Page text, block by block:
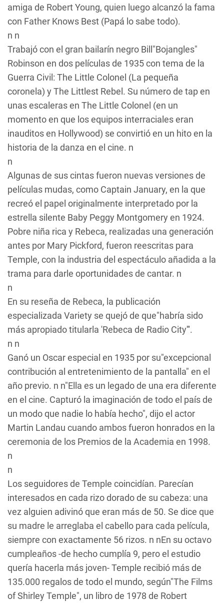
amiga de Robert Young, quien luego alcanzó la fama
con Father Knows Best (Papá lo sabe todo).
n n
Trabajó con el gran bailarín negro Bill"Bojangles"
Robinson en dos películas de 1935 con tema de la
Guerra Civil: The Little Colonel (La pequeña
coronela) y The Littlest Rebel . Su número de tap en
unas escaleras en The Little Colonel (en un
momento en que los equipos interraciales eran
inauditos en Hollywood) se convirtió en un hito en la
historia de la danza en el cine. n
n
Algunas de sus cintas fueron nuevas versiones de
películas mudas, como Captain January, en la que
recreó el papel originalmente interpretado por la
estrella silente Baby Peggy Montgomery en 1924.
Pobre niña rica y Rebeca, realizadas una generación
antes por Mary Pickford, fueron reescritas para
Temple, con la industria del espectáculo añadida a la
trama para darle oportunidades de cantar. n
n
En su reseña de Rebeca, la publicación
especializada Variety se quejó de que"habría sido
más apropiado titularla 'Rebeca de Radio City'''.
n n
Ganó un Oscar especial en 1935 por su"excepcional
contribución al entretenimiento de la pantalla" en el
año previo. n n"Ella es un legado de una era diferente
en el cine. Capturó la imaginación de todo el país de
un modo que nadie lo había hecho", dijo el actor
Martin Landau cuando ambos fueron honrados en la
ceremonia de los Premios de la Academia en 1998.
n
n
Los seguidores de Temple coincidían. Parecían
interesados en cada rizo dorado de su cabeza: una
vez alguien adivinó que eran más de 50. Se dice que
su madre le arreglaba el cabello para cada película,
siempre con exactamente 56 rizos. n nEn su octavo
cumpleaños -de hecho cumplía 9, pero el estudio
quería hacerla más joven- Temple recibió más de
135.000 regalos de todo el mundo, según"The Films
of Shirley Temple", un libro de 1978 de Robert